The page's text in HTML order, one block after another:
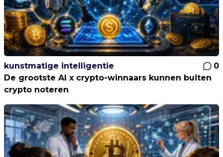
kunstmatige intelligentie
0
De grootste AI x crypto-winnaars kunnen buiten
crypto noteren